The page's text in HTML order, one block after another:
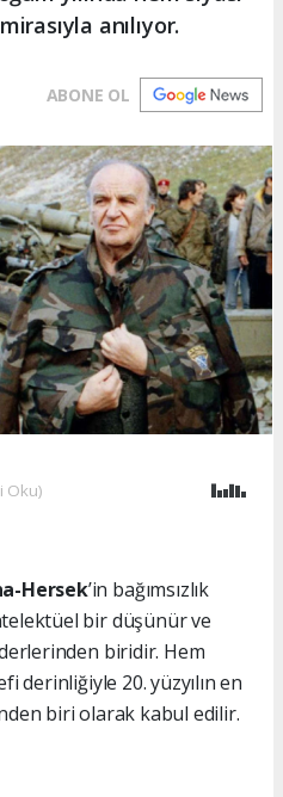
anılıyor.
ABONE OL
Oku)
Hersek’in bağımsızlık
bir düşünür ve
biridir. Hem
derinliğiyle 20. yüzyılın en
biri olarak kabul edilir.